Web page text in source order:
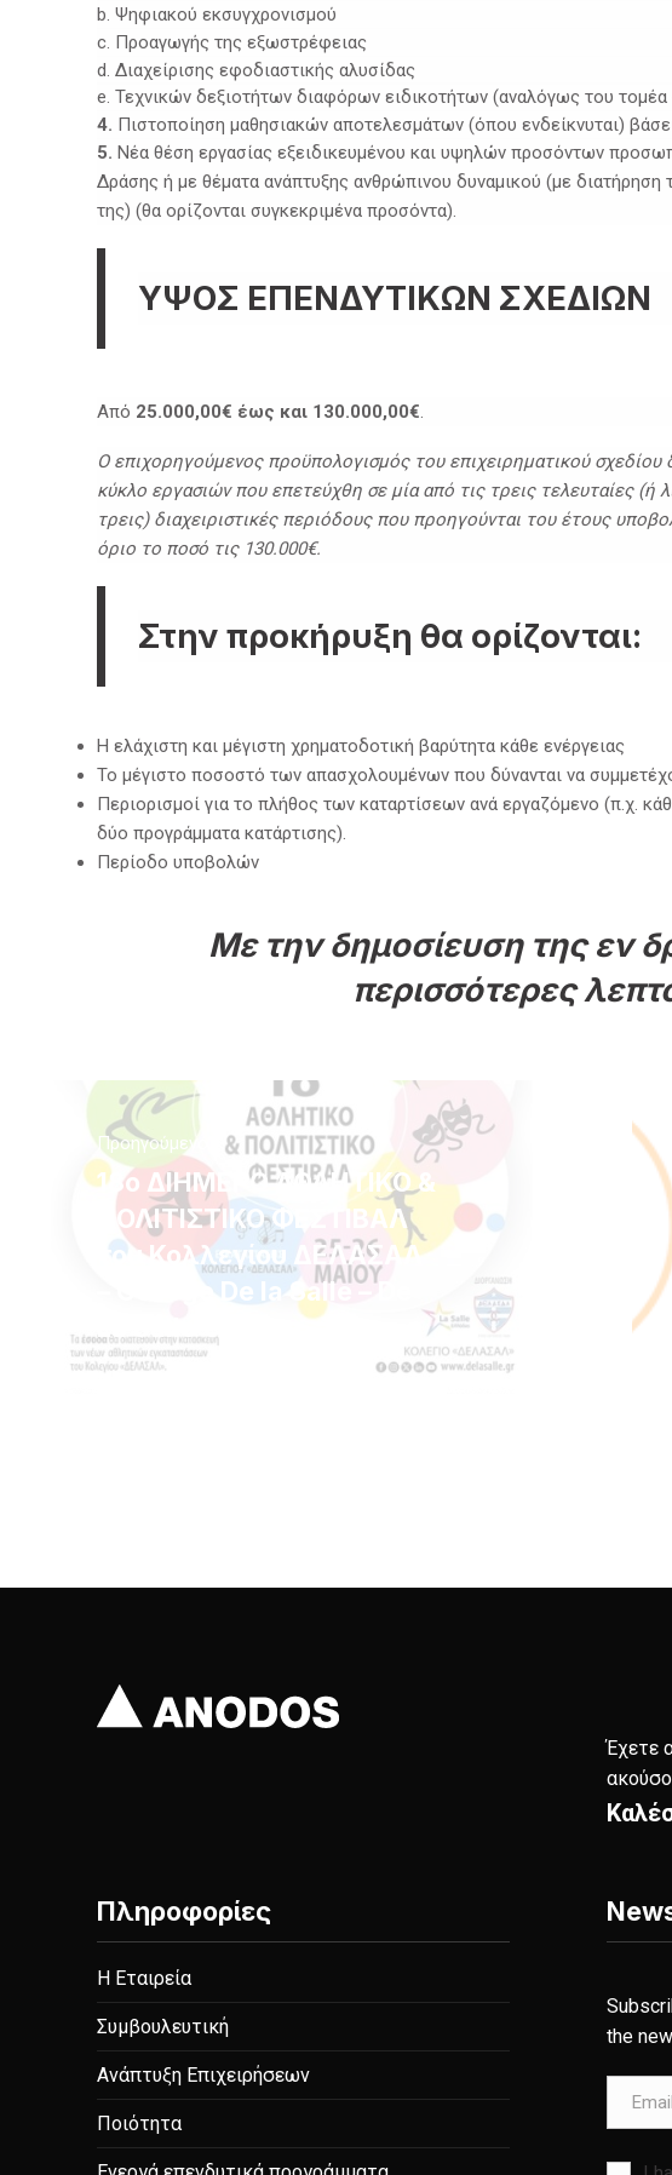
b. Ψηφιακού εκσυγχρονισμού
c. Προαγωγής της εξωστρέφειας
d. Διαχείρισης εφοδιαστικής αλυσίδας
e. Τεχνικών δεξιοτήτων διαφόρων ειδικοτήτων (αναλόγως του τομέα
4. Πιστοποίηση μαθησιακών αποτελεσμάτων (όπου ενδείκνυται)
5. Νέα θέση εργασίας εξειδικευμένου και υψηλών προσόντων
Δράσης ή με θέματα ανάπτυξης ανθρώπινου δυναμικού (με διατήρηση
της) (θα ορίζονται συγκεκριμένα προσόντα).
ΥΨΟΣ ΕΠΕΝΔΥΤΙΚΩΝ ΣΧΕΔΙΩΝ
Από 25.000,00€ έως και 130.000,00€
Ο επιχορηγούμενος προϋπολογισμός του επιχειρηματικού σχεδίου
κύκλο εργασιών που επετεύχθη σε μία από τις τρεις τελευταίες (ή
τρεις) διαχειριστικές περιόδους που προηγούνται του έτους
όριο το ποσό τις 130.000€.
Στην προκήρυξη θα ορίζονται:
Η ελάχιστη και μέγιστη χρηματοδοτική βαρύτητα κάθε ενέργειας
Το μέγιστο ποσοστό των απασχολουμένων που δύνανται να
Περιορισμοί για το πλήθος των καταρτίσεων ανά εργαζόμενο (π.χ.
δύο προγράμματα κατάρτισης).
Περίοδο υποβολών
Με την δημοσίευση της εν
περισσότερες
Προηγούμενο
18ο ΔΙΗΜΕΡΟ ΑΘΛΗΤΙΚΟ &
ΠΟΛΙΤΙΣΤΙΚΟ ΦΕΣΤΙΒΑΛ
του Κολλεγίου ΔΕΛΑΣΑΛ
– College De la Salle – De
La Salle College
Έχετε
Πληροφορίες
Η Εταιρεία
Συμβουλευτική
Ανάπτυξη Επιχειρήσεων
Ποιότητα
the
ΠΡΟΗΓΟΎΜΕΝΟ